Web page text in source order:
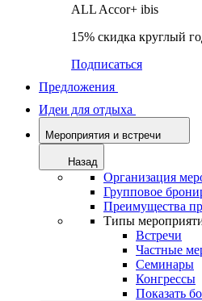
ALL Accor+ ibis
15% скидка круглый
Подписаться
Предложения
Идеи для отдыха
Мероприятия и встречи
Назад
Организация
Групповое
Преимущества
Типы
Встречи
Частные
Семинары
Конгрессы
Показать